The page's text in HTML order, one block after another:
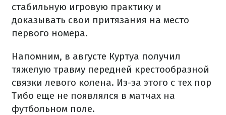
стабильную игровую практику и
доказывать свои притязания на место
первого номера.
Напомним, в августе Куртуа получил
тяжелую травму передней крестообразной
связки левого колена. Из-за этого с тех пор
Тибо еще не появлялся в матчах на
футбольном поле.